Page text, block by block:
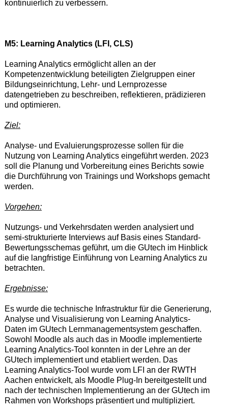
kontinuierlich zu verbessern.
M5: Learning Analytics (LFI, CLS)
Learning Analytics ermöglicht allen an der
Kompetenzentwicklung beteiligten Zielgruppen einer
Bildungseinrichtung, Lehr- und Lernprozesse
datengetrieben zu beschreiben, reflektieren, prädizieren
und optimieren.
Ziel:
Analyse- und Evaluierungsprozesse sollen für die
Nutzung von Learning Analytics eingeführt werden. 2023
soll die Planung und Vorbereitung eines Berichts sowie
die Durchführung von Trainings und Workshops gemacht
werden.
Vorgehen:
Nutzungs- und Verkehrsdaten werden analysiert und
semi-strukturierte Interviews auf Basis eines Standard-
Bewertungsschemas geführt, um die GUtech im Hinblick
auf die langfristige Einführung von Learning Analytics zu
betrachten.
Ergebnisse:
Es wurde die technische Infrastruktur für die Generierung,
Analyse und Visualisierung von Learning Analytics-
Daten im GUtech Lernmanagementsystem geschaffen.
Sowohl Moodle als auch das in Moodle implementierte
Learning Analytics-Tool konnten in der Lehre an der
GUtech implementiert und etabliert werden. Das
Learning Analytics-Tool wurde vom LFI an der RWTH
Aachen entwickelt, als Moodle Plug-In bereitgestellt und
nach der technischen Implementierung an der GUtech im
Rahmen von Workshops präsentiert und multipliziert.